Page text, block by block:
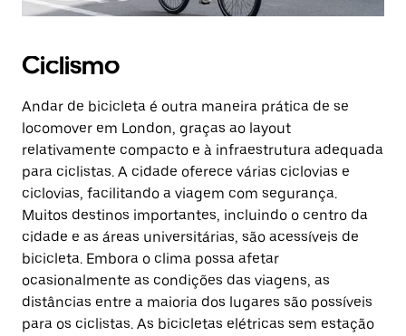
Ciclismo
Andar de bicicleta é outra maneira prática de se
locomover em London, graças ao layout
relativamente compacto e à infraestrutura adequada
para ciclistas. A cidade oferece várias ciclovias e
ciclovias, facilitando a viagem com segurança.
Muitos destinos importantes, incluindo o centro da
cidade e as áreas universitárias, são acessíveis de
bicicleta. Embora o clima possa afetar
ocasionalmente as condições das viagens, as
distâncias entre a maioria dos lugares são possíveis
para os ciclistas. As bicicletas elétricas sem estação